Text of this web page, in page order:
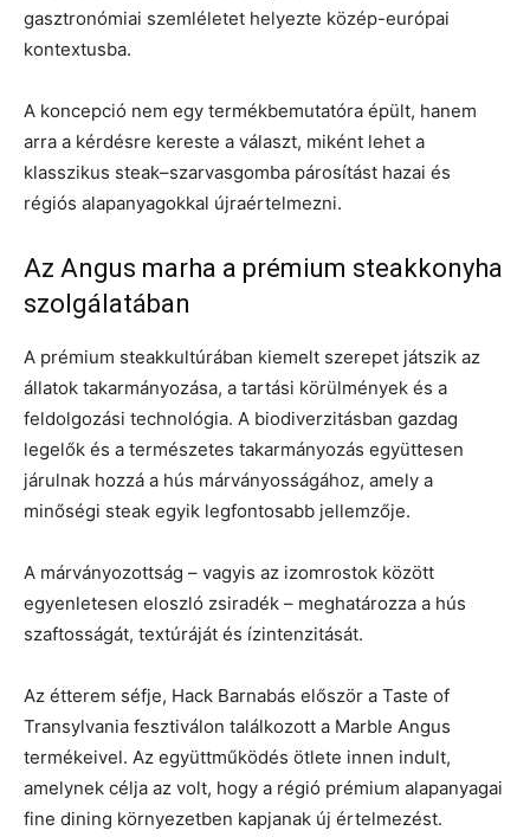
gasztronómiai szemléletet helyezte közép-európai
kontextusba.
A koncepció nem egy termékbemutatóra épült, hanem
arra a kérdésre kereste a választ, miként lehet a
klasszikus steak–szarvasgomba párosítást hazai és
régiós alapanyagokkal újraértelmezni.
Az Angus marha a prémium steakkonyha
szolgálatában
A prémium steakkultúrában kiemelt szerepet játszik az
állatok takarmányozása, a tartási körülmények és a
feldolgozási technológia. A biodiverzitásban gazdag
legelők és a természetes takarmányozás együttesen
járulnak hozzá a hús márványosságához, amely a
minőségi steak egyik legfontosabb jellemzője.
A márványozottság – vagyis az izomrostok között
egyenletesen eloszló zsiradék – meghatározza a hús
szaftosságát, textúráját és ízintenzitását.
Az étterem séfje, Hack Barnabás először a Taste of
Transylvania fesztiválon találkozott a Marble Angus
termékeivel. Az együttműködés ötlete innen indult,
amelynek célja az volt, hogy a régió prémium alapanyagai
fine dining környezetben kapjanak új értelmezést.